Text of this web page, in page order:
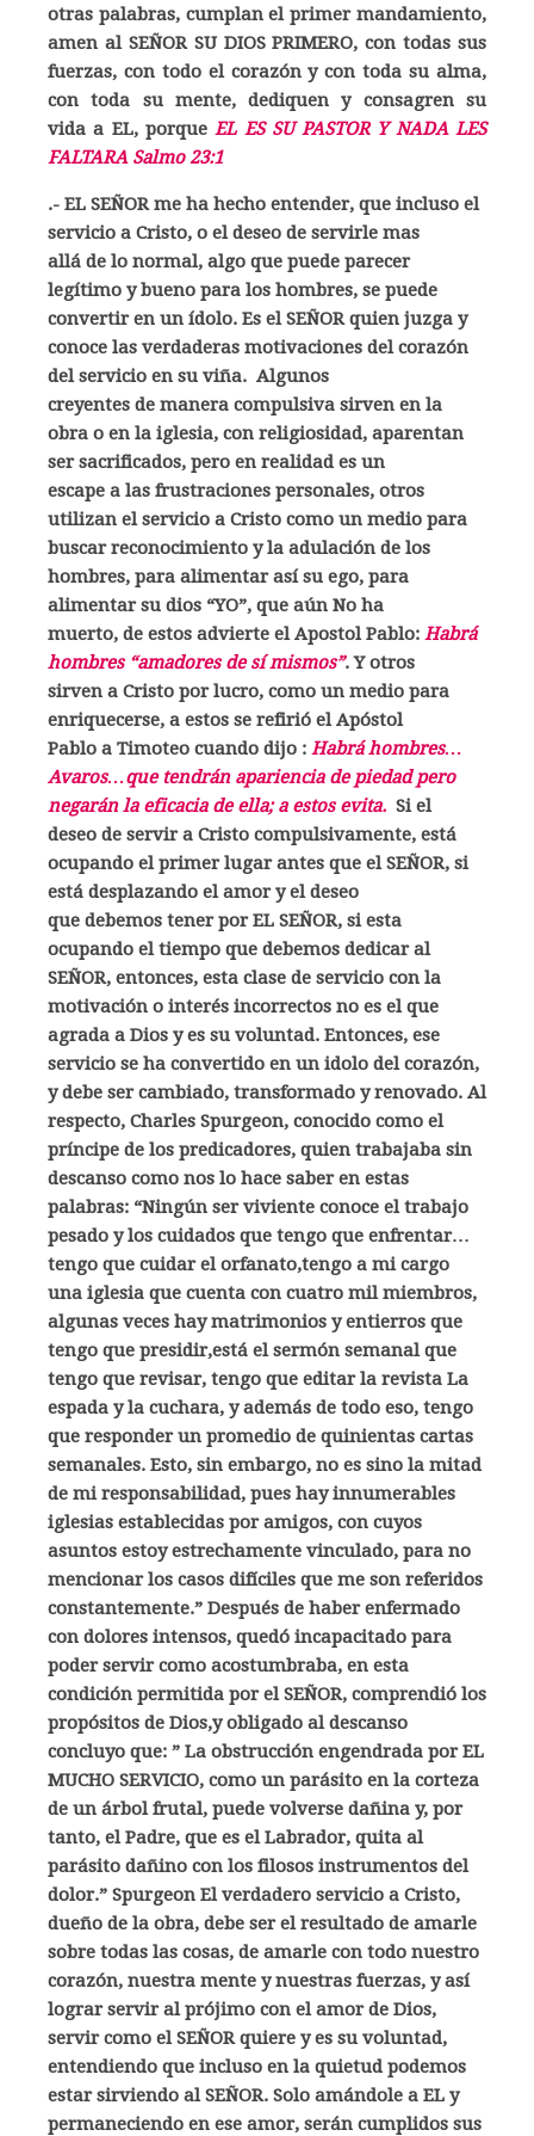
otras palabras, cumplan el primer mandamiento,
amen al SEÑOR SU DIOS PRIMERO, con todas sus
fuerzas, con todo el corazón y con toda su alma,
con toda su mente, dediquen y consagren su
vida a EL, porqueEL ES SU PASTOR Y NADA LES
FALTARA Salmo 23:1
.- EL SEÑOR me ha hecho entender, que incluso el
servicio a Cristo, o el deseo de servirle mas
allá de lo normal, algo que puede parecer
legítimo y bueno para los hombres, se puede
convertir en un ídolo. Es el SEÑOR quien juzga y
conoce las verdaderas motivaciones del corazón
del servicio en su viña. Algunos
creyentes de manera compulsiva sirven en la
obra o en la iglesia, con religiosidad, aparentan
ser sacrificados, pero en realidad es un
escape a las frustraciones personales, otros
utilizan el servicio a Cristo como un medio para
buscar reconocimiento y la adulación de los
hombres, para alimentar así su ego, para
alimentar su dios “YO”, que aún No ha
muerto, de estos advierte el Apostol Pablo: Habrá
hombres “amadores de sí mismos”. Y otros
sirven a Cristo por lucro, como un medio para
enriquecerse, a estos se refirió el Apóstol
Pablo a Timoteo cuando dijo : Habrá hombres…
Avaros…que tendrán apariencia de piedad pero
negarán la eficacia de ella; a estos evita. Si el
deseo de servir a Cristo compulsivamente, está
ocupando el primer lugar antes que el SEÑOR, si
está desplazando el amor y el deseo
que debemos tener por EL SEÑOR, si esta
ocupando el tiempo que debemos dedicar al
SEÑOR, entonces, esta clase de servicio con la
motivación o interés incorrectos no es el que
agrada a Dios y es su voluntad. Entonces, ese
servicio se ha convertido en un idolo del corazón,
y debe ser cambiado, transformado y renovado. Al
respecto, Charles Spurgeon, conocido como el
príncipe de los predicadores, quien trabajaba sin
descanso como nos lo hace saber en estas
palabras: “Ningún ser viviente conoce el trabajo
pesado y los cuidados que tengo que enfrentar…
tengo que cuidar el orfanato,tengo a mi cargo
una iglesia que cuenta con cuatro mil miembros,
algunas veces hay matrimonios y entierros que
tengo que presidir,está el sermón semanal que
tengo que revisar, tengo que editar la revista La
espada y la cuchara, y además de todo eso, tengo
que responder un promedio de quinientas cartas
semanales. Esto, sin embargo, no es sino la mitad
de mi responsabilidad, pues hay innumerables
iglesias establecidas por amigos, con cuyos
asuntos estoy estrechamente vinculado, para no
mencionar los casos difíciles que me son referidos
constantemente.” Después de haber enfermado
con dolores intensos, quedó incapacitado para
poder servir como acostumbraba, en esta
condición permitida por el SEÑOR, comprendió los
propósitos de Dios,y obligado al descanso
concluyo que: ” La obstrucción engendrada por EL
MUCHO SERVICIO, como un parásito en la corteza
de un árbol frutal, puede volverse dañina y, por
tanto, el Padre, que es el Labrador, quita al
parásito dañino con los filosos instrumentos del
dolor.” Spurgeon El verdadero servicio a Cristo,
dueño de la obra, debe ser el resultado de amarle
sobre todas las cosas, de amarle con todo nuestro
corazón, nuestra mente y nuestras fuerzas, y así
lograr servir al prójimo con el amor de Dios,
servir como el SEÑOR quiere y es su voluntad,
entendiendo que incluso en la quietud podemos
estar sirviendo al SEÑOR. Solo amándole a EL y
permaneciendo en ese amor, serán cumplidos sus